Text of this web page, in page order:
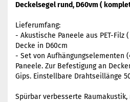
Deckelsegel rund, D60vm (
Lieferumfang:
- Akustische Paneele aus PET-
Decke in D60cm
- Set von Aufhängungselementen
Paneele. Zur Befestigung an
Gips. Einstellbare Drahtseillänge
Spürbar verbesserte